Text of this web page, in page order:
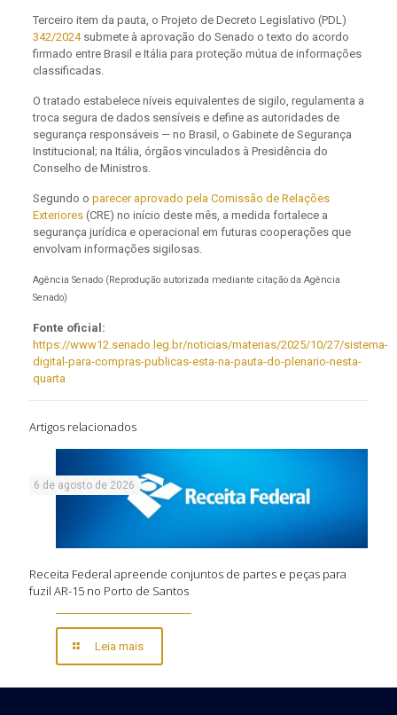
Terceiro item da pauta, o Projeto de Decreto Legislativo (PDL)
342/2024submete à aprovação do Senado o texto do acordo
firmado entre Brasil e Itália para proteção mútua de informações
classificadas.
O tratado estabelece níveis equivalentes de sigilo, regulamenta a
troca segura de dados sensíveis e define as autoridades de
segurança responsáveis — no Brasil, o Gabinete de Segurança
Institucional; na Itália, órgãos vinculados à Presidência do
Conselho de Ministros.
Segundo o parecer aprovado pela Comissão de Relações
Exteriores(CRE) no início deste mês, a medida fortalece a
segurança jurídica e operacional em futuras cooperações que
envolvam informações sigilosas.
Agência Senado (Reprodução autorizada mediante citação da Agência
Senado)
Fonte oficial:
https://www12.senado.leg.br/noticias/materias/2025/10/27/sistema-
digital-para-compras-publicas-esta-na-pauta-do-plenario-nesta-
quarta
Artigos relacionados
6 de agosto de 2026
Receita Federal apreende conjuntos de partes e peças para
fuzil AR-15 no Porto de Santos
Leia mais